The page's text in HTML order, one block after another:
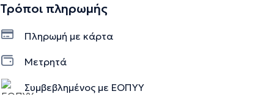
Τρόποι πληρωμής
Πληρωμή με κάρτα
Μετρητά
Συμβεβλημένος με ΕΟΠΥΥ